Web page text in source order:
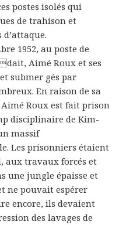
postes isolés qui
de trahison et
1952, au poste de
Aimé Roux et ses
submer gés par
En raison de sa
Roux est fait prison
disciplinaire de Kim-
massif
Les prisonniers étaient
aux travaux forcés et
une jungle épaisse et
ne pouvait espérer
encore, ils devaient
des lavages de